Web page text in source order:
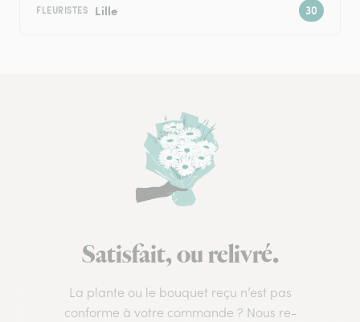
FLEURISTES Lille
Satisfait, ou relivré.
La plante ou le bouquet reçu n’est pas
conforme à votre commande ? Nous re-